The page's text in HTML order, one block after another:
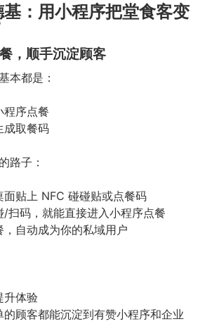
：用小程序把堂食客变
，顺手沉淀顾客
本都是：
程序点餐
成取餐码
路子：
面贴上 NFC 碰碰贴或点餐码
/扫码，就能直接进入小程序点餐
，自动成为你的私域用户
升体验
的顾客都能沉淀到有赞小程序和企业